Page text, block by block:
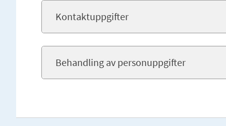
Kontaktuppgifter
Behandling av personuppgifter